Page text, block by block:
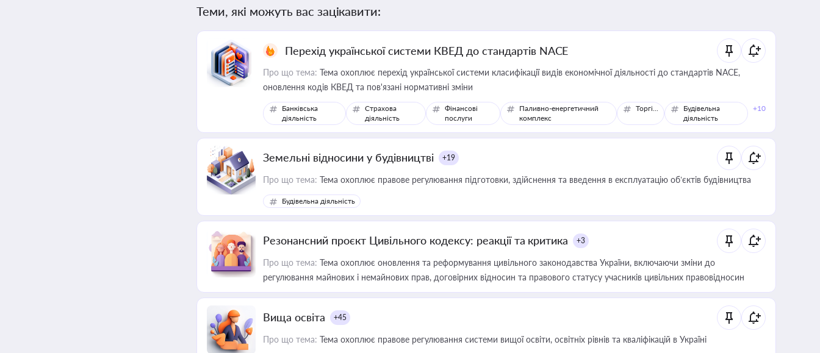
Теми, які можуть вас зацікавити:
Перехід української системи КВЕД до стандартів NACE
Про що тема: Тема охоплює перехід української системи класифікації видів економічної діяльності до стандартів NACE,
оновлення кодів КВЕД та пов'язані нормативні зміни
Банківська
діяльність
Страхова
діяльність
Фінансові
послуги
Паливно-енергетичний
комплекс
Торгівля
Будівельна
діяльність
+10
Земельні відносини у будівництві +19
Про що тема: Тема охоплює правове регулювання підготовки, здійснення та введення в експлуатацію об’єктів будівництва
Будівельна діяльність
Резонансний проєкт Цивільного кодексу: реакції та критика +3
Про що тема: Тема охоплює оновлення та реформування цивільного законодавства України, включаючи зміни до
регулювання майнових і немайнових прав, договірних відносин та правового статусу учасників цивільних правовідносин
Вища освіта +45
Про що тема: Тема охоплює правове регулювання системи вищої освіти, освітніх рівнів та кваліфікацій в Україні